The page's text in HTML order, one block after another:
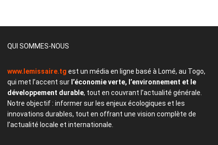
QUI SOMMES-NOUS
www.lemissaire.tg est un média en ligne basé à Lomé, au Togo,
qui met l’accent sur l’économie verte, l’environnement et le
développement durable, tout en couvrant l’actualité générale.
Notre objectif : informer sur les enjeux écologiques et les
innovations durables, tout en offrant une vision complète de
l’actualité locale et internationale.